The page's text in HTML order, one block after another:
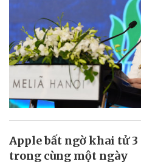
Apple bất ngờ khai tử
trong cùng một ngày